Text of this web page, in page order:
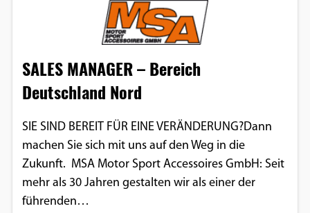
SALES MANAGER – Bereich
Deutschland Nord
SIE SIND BEREIT FÜR EINE VERÄNDERUNG?Dann
machen Sie sich mit uns auf den Weg in die
Zukunft. MSA Motor Sport Accessoires GmbH: Seit
mehr als 30 Jahren gestalten wir als einer der
führenden…
cookie_consent
Dieser Cookie speichert die ausgewählten
Einverständnis-Optionen des Benutzers
1 Jahr
EXTERNE MEDIEN
Um Inhalte von Videoplattformen und